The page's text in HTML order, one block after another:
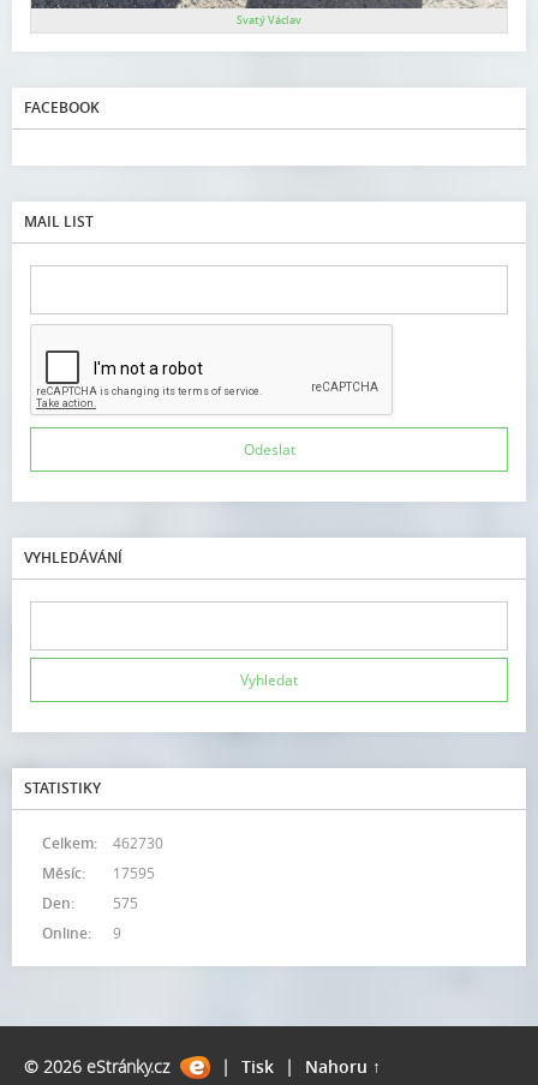
Svatý Václav
FACEBOOK
MAIL LIST
VYHLEDÁVÁNÍ
STATISTIKY
Online: 9
Celkem:
462730
Měsíc:
17595
Den:
575
© 2026 eStránky.cz | Tisk | Nahoru ↑